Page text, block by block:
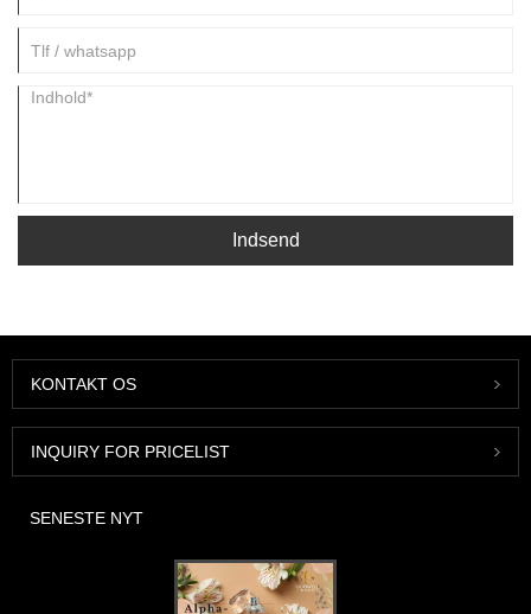
Indsend
KONTAKT OS
INQUIRY FOR PRICELIST
SENESTE NYT